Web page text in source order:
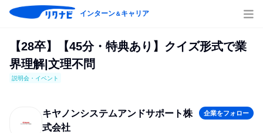
インターン＆キャリア
【28卒】【45分・特典あり】クイズ形式で業
界理解|文理不問
説明会・イベント
キヤノンシステムアンドサポート株
式会社
企業をフォロー